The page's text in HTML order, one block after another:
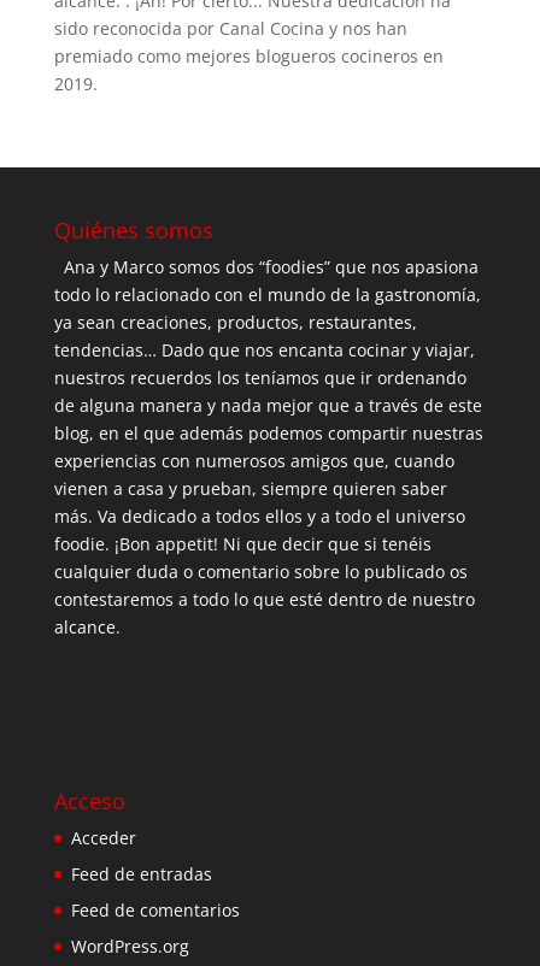
sido reconocida por Canal Cocina y nos han
premiado como mejores blogueros cocineros en
2019.
Quiénes somos
Ana y Marco somos dos “foodies” que nos apasiona
todo lo relacionado con el mundo de la gastronomía,
ya sean creaciones, productos, restaurantes,
tendencias… Dado que nos encanta cocinar y viajar,
nuestros recuerdos los teníamos que ir ordenando
de alguna manera y nada mejor que a través de este
blog, en el que además podemos compartir nuestras
experiencias con numerosos amigos que, cuando
vienen a casa y prueban, siempre quieren saber
más. Va dedicado a todos ellos y a todo el universo
foodie. ¡Bon appetit! Ni que decir que si tenéis
cualquier duda o comentario sobre lo publicado os
contestaremos a todo lo que esté dentro de nuestro
alcance.
Acceso
Acceder
Feed de entradas
Feed de comentarios
WordPress.org